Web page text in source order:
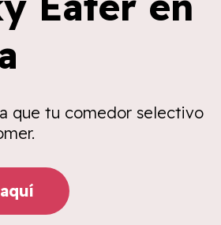
que tu comedor selectivo